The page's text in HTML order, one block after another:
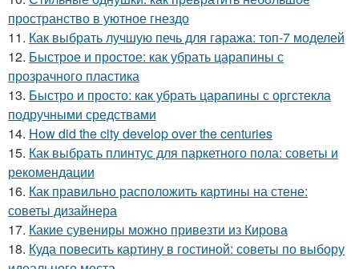
пространство в уютное гнездо
11. Как выбрать лучшую печь для гаража: топ-7 моделей
12. Быстрое и простое: как убрать царапины с
прозрачного пластика
13. Быстро и просто: как убрать царапины с оргстекла
подручными средствами
14. How did the city develop over the centuries
15. Как выбрать плинтус для паркетного пола: советы и
рекомендации
16. Как правильно расположить картины на стене:
советы дизайнера
17. Какие сувениры можно привезти из Кирова
18. Куда повесить картину в гостиной: советы по выбору